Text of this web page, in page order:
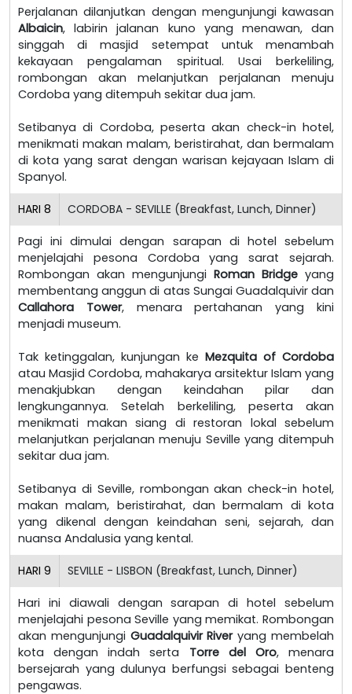
Perjalanan dilanjutkan dengan mengunjungi kawasan
Albaicin, labirin jalanan kuno yang menawan, dan
singgah di masjid setempat untuk menambah
kekayaan pengalaman spiritual. Usai berkeliling,
rombongan akan melanjutkan perjalanan menuju
Cordoba yang ditempuh sekitar dua jam.
Setibanya di Cordoba, peserta akan check-in hotel,
menikmati makan malam, beristirahat, dan bermalam
di kota yang sarat dengan warisan kejayaan Islam di
Spanyol.
HARI 8 CORDOBA - SEVILLE (Breakfast, Lunch, Dinner)
Pagi ini dimulai dengan sarapan di hotel sebelum
menjelajahi pesona Cordoba yang sarat sejarah.
Rombongan akan mengunjungi Roman Bridge yang
membentang anggun di atas Sungai Guadalquivir dan
Callahora Tower, menara pertahanan yang kini
menjadi museum.
Tak ketinggalan, kunjungan ke Mezquita of Cordoba
atau Masjid Cordoba, mahakarya arsitektur Islam yang
menakjubkan dengan keindahan pilar dan
lengkungannya. Setelah berkeliling, peserta akan
menikmati makan siang di restoran lokal sebelum
melanjutkan perjalanan menuju Seville yang ditempuh
sekitar dua jam.
Setibanya di Seville, rombongan akan check-in hotel,
makan malam, beristirahat, dan bermalam di kota
yang dikenal dengan keindahan seni, sejarah, dan
nuansa Andalusia yang kental.
HARI 9 SEVILLE - LISBON (Breakfast, Lunch, Dinner)
Hari ini diawali dengan sarapan di hotel sebelum
menjelajahi pesona Seville yang memikat. Rombongan
akan mengunjungi Guadalquivir Riveryang membelah
kota dengan indah serta Torre del Oro, menara
bersejarah yang dulunya berfungsi sebagai benteng
pengawas.